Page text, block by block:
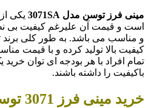
مینی فرز توسن مدل 3071SA یکی
است و قیمت آن علیرغم کیفیت بی
و مناسب می باشد. به طور کلی برند
کیفیت بالا تولید کرده و با قیمت
تمام افراد با هر بودجه ای توان
باکیفیت را داشته باشند.
خرید مینی فرز 3071 توسن